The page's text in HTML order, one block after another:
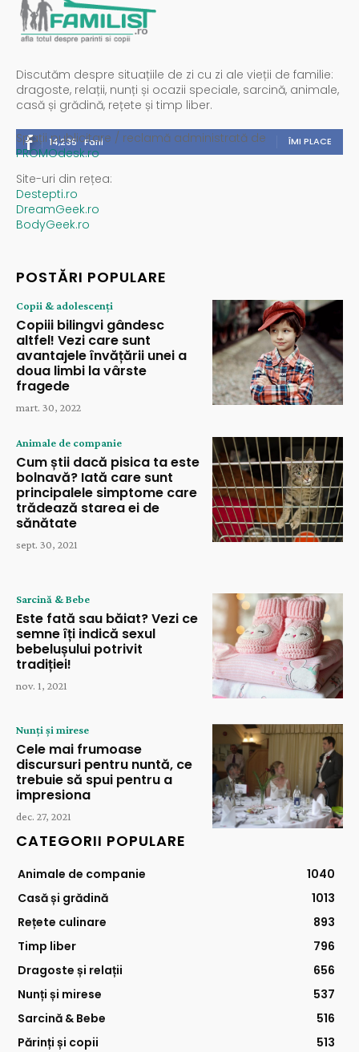
Discutăm despre situațiile de zi cu zi ale vieții de familie:
dragoste, relații, nunți și ocazii speciale, sarcină, animale,
casă și grădină, rețete și timp liber.
14,235 Fani ÎMI PLACE
Spații publicitare / reclamă administrată de
PROMOdesk.ro
Site-uri din rețea:
Destepti.ro
DreamGeek.ro
BodyGeek.ro
POSTĂRI POPULARE
Copii & adolescenți
Copiii bilingvi gândesc
altfel! Vezi care sunt
avantajele învățării unei a
doua limbi la vârste
fragede
mart. 30, 2022
Animale de companie
Cum știi dacă pisica ta este
bolnavă? Iată care sunt
principalele simptome care
trădează starea ei de
sănătate
sept. 30, 2021
Sarcină & Bebe
Este fată sau băiat? Vezi ce
semne îți indică sexul
bebelușului potrivit
tradiției!
nov. 1, 2021
Nunți și mirese
Cele mai frumoase
discursuri pentru nuntă, ce
trebuie să spui pentru a
impresiona
dec. 27, 2021
CATEGORII POPULARE
Animale de companie
1040
Casă și grădină
1013
Rețete culinare
893
Timp liber
796
Dragoste și relații
656
Nunți și mirese
537
Sarcină & Bebe
516
Părinți și copii
513